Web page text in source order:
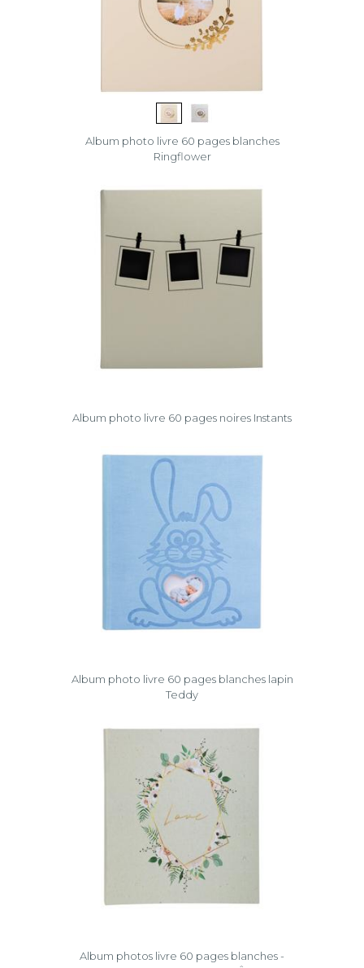
Album photo livre 60 pages blanches
Ringflower
Album photo livre 60 pages noires Instants
Album photo livre 60 pages blanches lapin
Teddy
Album photos livre 60 pages blanches -